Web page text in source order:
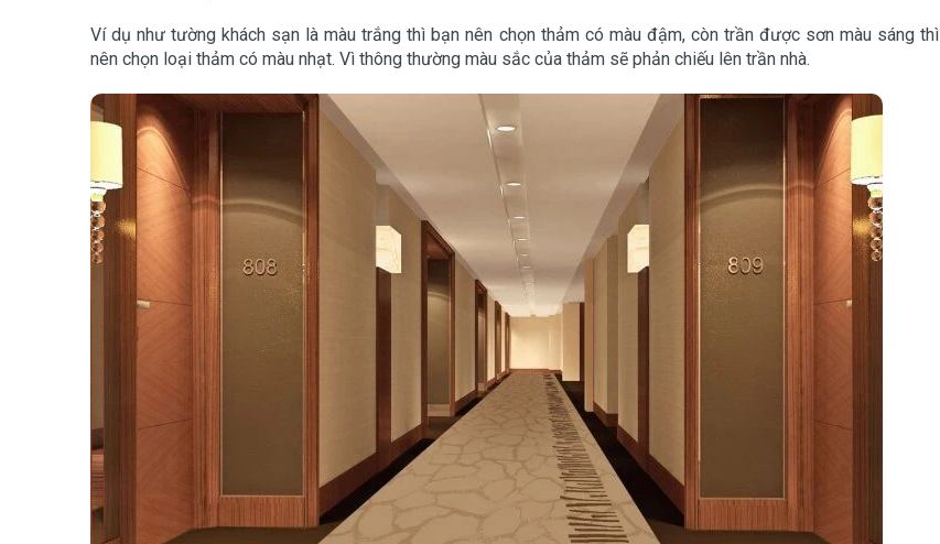
Ví dụ như tường khách sạn là màu trắng thì bạn nên chọn thảm có màu đậm, còn trần được sơn màu sáng thì
nên chọn loại thảm có màu nhạt. Vì thông thường màu sắc của thảm sẽ phản chiếu lên trần nhà.